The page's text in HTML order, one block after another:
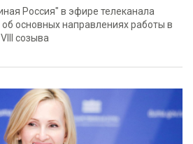
Россия" в эфире телеканала
основных направлениях работы в
созыва